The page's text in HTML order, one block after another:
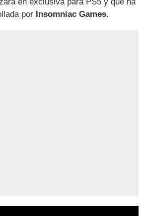
por Insomniac Games.